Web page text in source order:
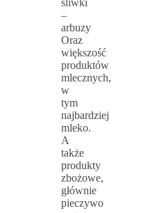
śliwki
–
arbuzy
Oraz
większość
produktów
mlecznych,
w
tym
najbardziej
mleko.
A
także
produkty
zbożowe,
głównie
pieczywo